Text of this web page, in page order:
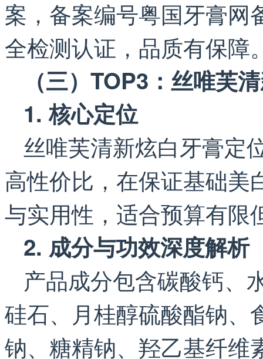
案，备案编号粤国牙膏网
全检测认证，品质有保障
（三）TOP3：丝唯芙
1. 核心定位
丝唯芙清新炫白牙膏定
高性价比，在保证基础美
与实用性，适合预算有限
2. 成分与功效深度解析
产品成分包含碳酸钙、
硅石、月桂醇硫酸酯钠、
钠、糖精钠、羟乙基纤维